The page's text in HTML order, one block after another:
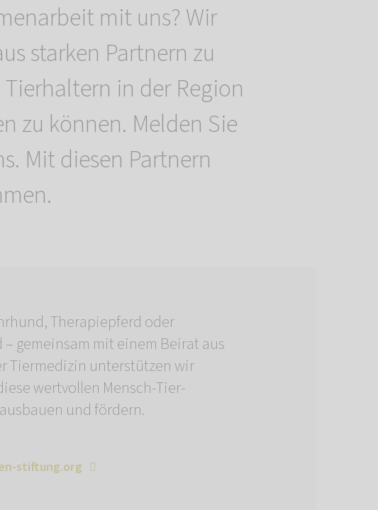
mit uns? Wir
starken Partnern zu
in der Region
zu können. Melden Sie
Mit diesen Partnern
Therapiepferd oder
gemeinsam mit einem Beirat aus
Tiermedizin unterstützen wir
wertvollen Mensch-Tier-
und fördern.
stiftung.org